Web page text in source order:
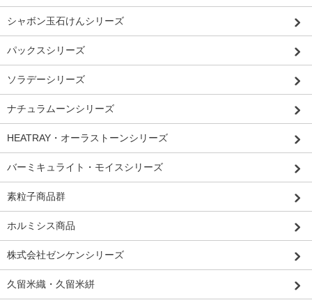
シャボン玉石けんシリーズ
パックスシリーズ
ソラデーシリーズ
ナチュラムーンシリーズ
HEATRAY・オーラストーンシリーズ
バーミキュライト・モイスシリーズ
素粒子商品群
ホルミシス商品
株式会社ゼンケンシリーズ
久留米織・久留米絣